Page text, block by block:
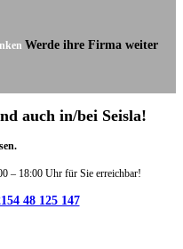
Werde ihre Firma weiter
auch in/bei Seisla!
– 18:00 Uhr für Sie erreichbar!
48 125 147